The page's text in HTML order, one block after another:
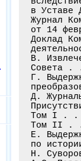
в
Журнал
от 14
Доклад
В.
Г.
Д.
Том I
Том II
Е.
по
Н.